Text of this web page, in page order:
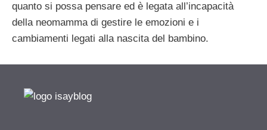
quanto si possa pensare ed è legata all’incapacità
della neomamma di gestire le emozioni e i
cambiamenti legati alla nascita del bambino.